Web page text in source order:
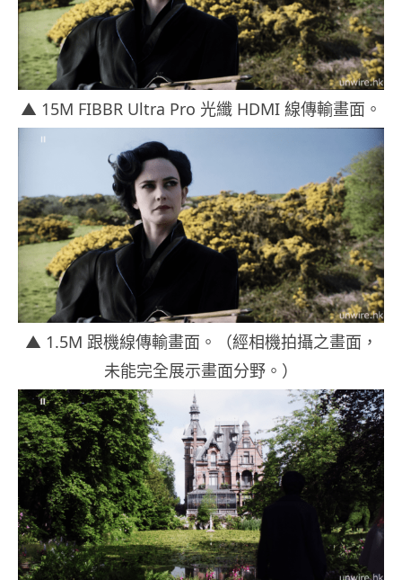
▲ 15M FIBBR Ultra Pro 光纖 HDMI 線傳輸畫面。
▲ 1.5M 跟機線傳輸畫面。（經相機拍攝之畫面，
未能完全展示畫面分野。）